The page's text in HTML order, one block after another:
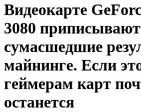
Видеокарте
3080 приписывают
сумасшедшие
майнинге. Если
геймерам карт
останется